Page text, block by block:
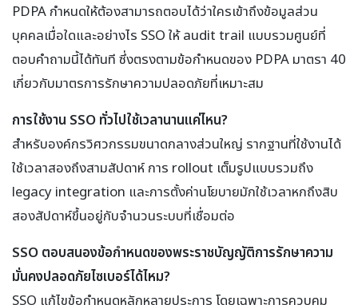
PDPA กำหนดให้ต้องสามารถตอบได้ว่าใครเข้าถึงข้อมูลส่วน
บุคคลเมื่อใดและอย่างไร SSO ให้ audit trail แบบรวมศูนย์ที่
ตอบคำถามนี้ได้ทันที ซึ่งตรงตามข้อกำหนดของ PDPA มาตรา 40
เกี่ยวกับมาตรการรักษาความปลอดภัยที่เหมาะสม
การใช้งาน SSO ทั่วไปใช้เวลานานแค่ไหน?
สำหรับองค์กรวิศวกรรมขนาดกลางส่วนใหญ่ รากฐานที่ใช้งานได้
ใช้เวลาสองถึงสามสัปดาห์ การ rollout เต็มรูปแบบรวมถึง
legacy integration และการตั้งค่านโยบายมักใช้เวลาหกถึงสิบ
สองสัปดาห์ขึ้นอยู่กับจำนวนระบบที่เชื่อมต่อ
SSO ตอบสนองข้อกำหนดของพระราชบัญญัติการรักษาความ
มั่นคงปลอดภัยไซเบอร์ได้ไหม?
SSO แก้ไขข้อกำหนดหลักหลายประการ โดยเฉพาะการควบคุม